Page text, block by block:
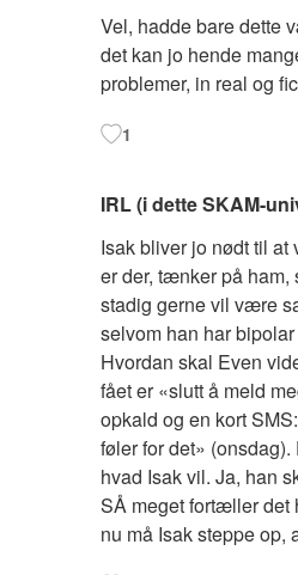
Vel, hadde bare dette
det kan jo hende
problemer, in real og
1
IRL (i dette SKAM-
Isak bliver jo nødt til at
er der, tænker på ham,
stadig gerne vil være
selvom han har
Hvordan skal Even
fået er «slutt å meld
opkald og en kort
føler for det»
hvad Isak vil. Ja, han
SÅ meget fortæller
nu må Isak steppe op,